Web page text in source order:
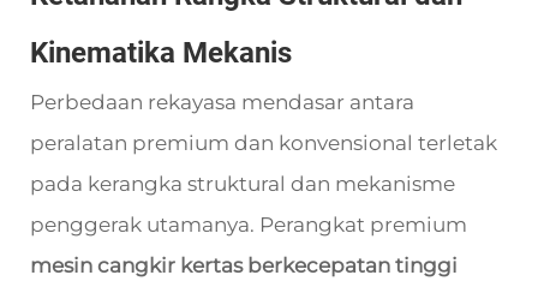
Kinematika Mekanis
Perbedaan rekayasa mendasar antara
peralatan premium dan konvensional terletak
pada kerangka struktural dan mekanisme
penggerak utamanya. Perangkat premium
mesin cangkir kertas berkecepatan tinggi